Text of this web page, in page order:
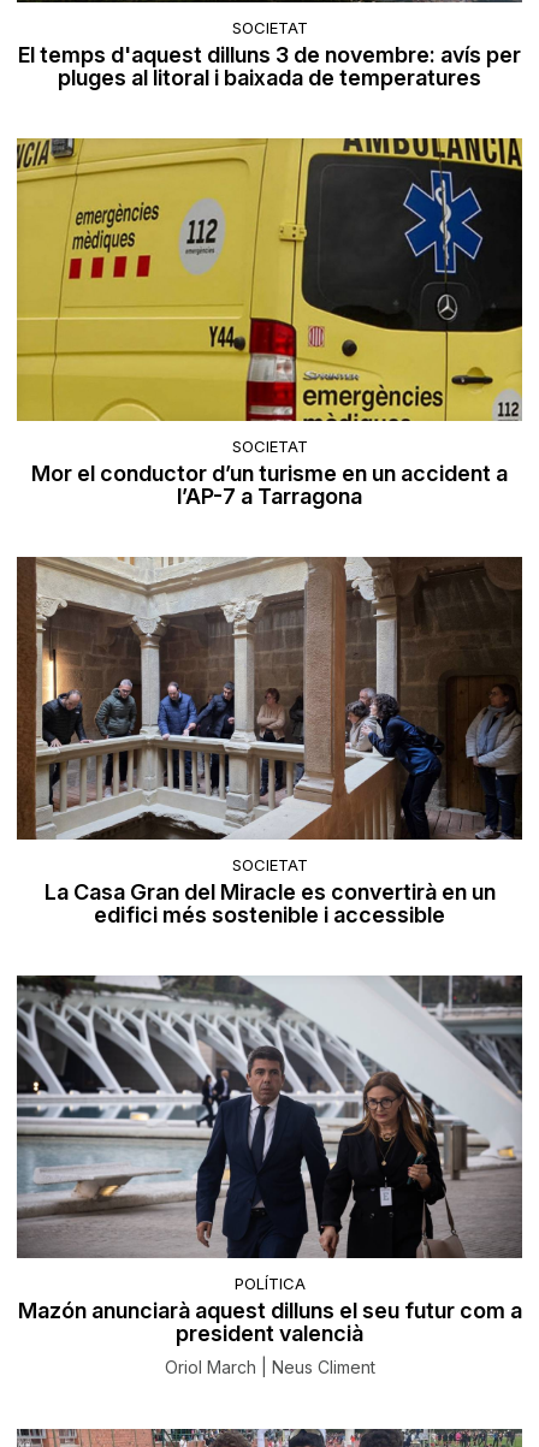
SOCIETAT
El temps d'aquest dilluns 3 de novembre: avís per
pluges al litoral i baixada de temperatures
SOCIETAT
Mor el conductor d’un turisme en un accident a
l’AP-7 a Tarragona
SOCIETAT
La Casa Gran del Miracle es convertirà en un
edifici més sostenible i accessible
POLÍTICA
Mazón anunciarà aquest dilluns el seu futur com a
president valencià
Oriol March | Neus Climent